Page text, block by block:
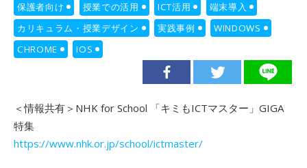
保護者向け
授業での活用 ICT活用
端末導入
カリキュラム・授業デザイン
実践事例
WINDOWS
CHROME
IOS
＜情報共有＞NHK for School 「キミもICTマスター」GIGA
特集
https://www.nhk.or.jp/school/ictmaster/